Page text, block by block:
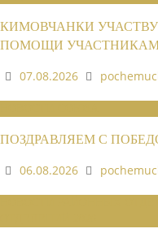
КИМОВЧАНКИ
ПОМОЩИ
07.08.2026
ПОЗДРАВЛЯЕМ С
06.08.2026